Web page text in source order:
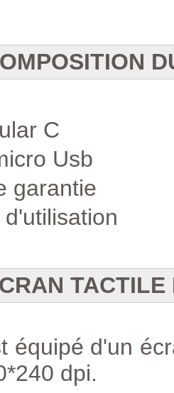
C
Usb
garantie
équipé d'un
dpi.